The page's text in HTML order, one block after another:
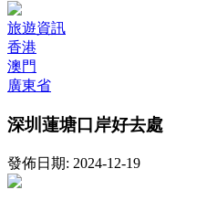
旅遊資訊
香港
澳門
廣東省
深圳蓮塘口岸好去處
發佈日期: 2024-12-19